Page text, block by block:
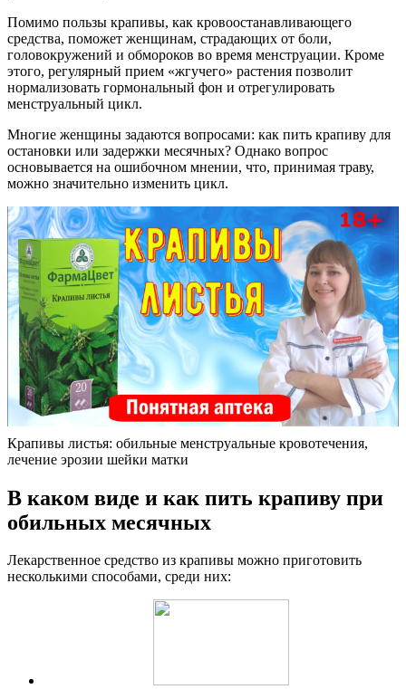
Помимо пользы крапивы, как кровоостанавливающего
средства, поможет женщинам, страдающих от боли,
головокружений и обмороков во время менструации. Кроме
этого, регулярный прием «жгучего» растения позволит
нормализовать гормональный фон и отрегулировать
менструальный цикл.
Многие женщины задаются вопросами: как пить крапиву для
остановки или задержки месячных? Однако вопрос
основывается на ошибочном мнении, что, принимая траву,
можно значительно изменить цикл.
Крапивы листья: обильные менструальные кровотечения,
лечение эрозии шейки матки
В каком виде и как пить крапиву при
обильных месячных
Лекарственное средство из крапивы можно приготовить
несколькими способами, среди них: